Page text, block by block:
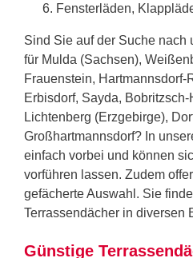
Fensterläden,
Sind Sie auf der Suche nach
für Mulda (Sachsen),
Frauenstein, Hartmannsdorf-
Erbisdorf, Sayda,
Lichtenberg (Erzgebirge),
Großhartmannsdorf? In
einfach vorbei und können
vorführen lassen. Zudem
gefächerte Auswahl. Sie
Terrassendächer in diversen
Günstige